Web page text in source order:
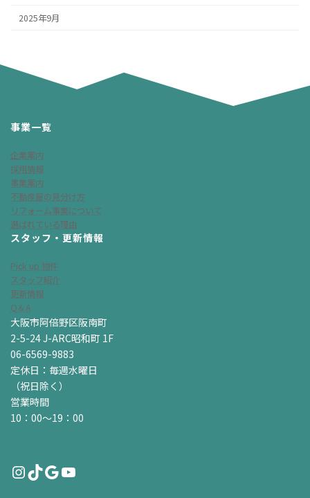
2025年9月
事業一覧
企業案内
採用情報
事業案内
不動産屋の見分け方
リフォーム事業について
選ばれている理由
スタッフ・更新情報
Pick up 物件
スタッフ紹介
更新情報
Q＆A
大阪市阿倍野区阪南町
2-5-24 J-ARC昭和町 1F
06-6569-9883
定休日：毎週水曜日
（祝日除く）
営業時間
10：00～19：00
Instagram
TikTok
Google
YouTube